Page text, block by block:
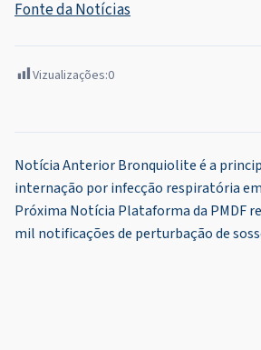
Fonte da Notícias
Vizualizações:0
Navegação
de
Post
Notícia AnteriorBronquiolite é a
internação por infecção respiratória
Próxima Notícia Plataforma da PMDF
mil notificações de perturbação de